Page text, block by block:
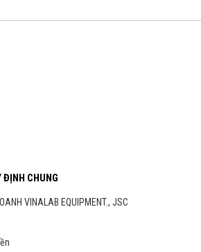
ĐỊNH CHUNG
VINALAB EQUIPMENT., JSC